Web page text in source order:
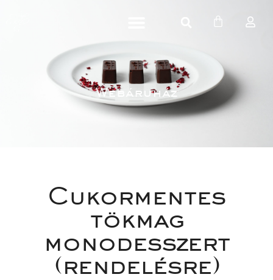
Webáruház
Cukormentes
tökmag
monodesszert
(rendelésre)